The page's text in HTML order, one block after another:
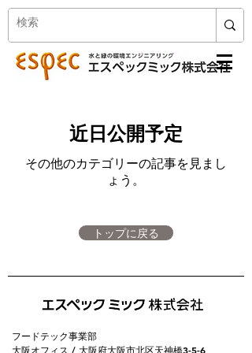
近日公開予定
その他のカテゴリーの記事を見まし
ょう。
トップに戻る
フードテック事業部
大阪オフィス / 大阪府大阪市北区天神橋3-5-6